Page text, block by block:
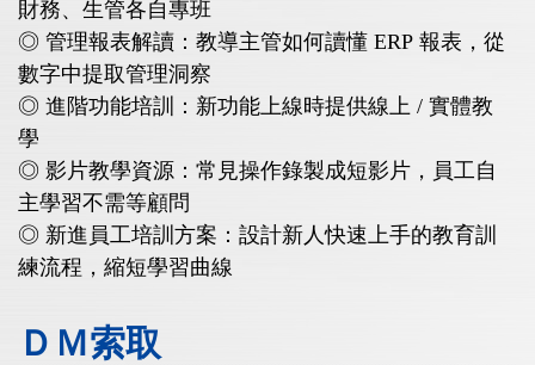
財務、生管各自專班
◎ 管理報表解讀：教導主管如何讀懂 ERP 報表，從
數字中提取管理洞察
◎ 進階功能培訓：新功能上線時提供線上 / 實體教
學
◎ 影片教學資源：常見操作錄製成短影片，員工自
主學習不需等顧問
◎ 新進員工培訓方案：設計新人快速上手的教育訓
練流程，縮短學習曲線
ＤＭ索取